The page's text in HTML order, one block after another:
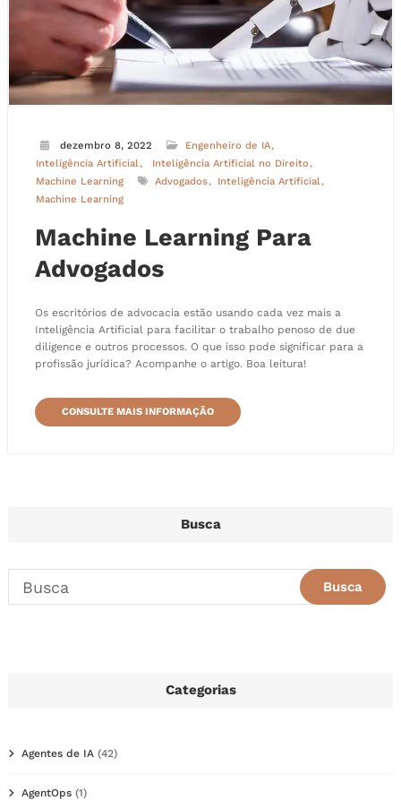
dezembro 8, 2022
Engenheiro de IA
Inteligência Artificial
Inteligência Artificial no Direito
Machine Learning
Advogados
Inteligência Artificial
Machine Learning
Machine Learning Para
Advogados
Os escritórios de advocacia estão usando cada vez mais a
Inteligência Artificial para facilitar o trabalho penoso de due
diligence e outros processos. O que isso pode significar para a
profissão jurídica? Acompanhe o artigo. Boa leitura!
CONSULTE MAIS INFORMAÇÃO
Busca
Categorias
Agentes de IA (42)
AgentOps (1)